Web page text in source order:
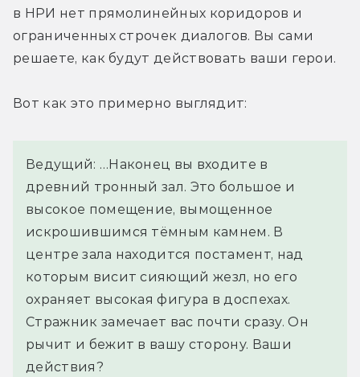
в НРИ нет прямолинейных коридоров и
ограниченных строчек диалогов. Вы сами
решаете, как будут действовать ваши герои.
Вот как это примерно выглядит:
Ведущий: …Наконец вы входите в
древний тронный зал. Это большое и
высокое помещение, вымощенное
искрошившимся тёмным камнем. В
центре зала находится постамент, над
которым висит сияющий жезл, но его
охраняет высокая фигура в доспехах.
Стражник замечает вас почти сразу. Он
рычит и бежит в вашу сторону. Ваши
действия?